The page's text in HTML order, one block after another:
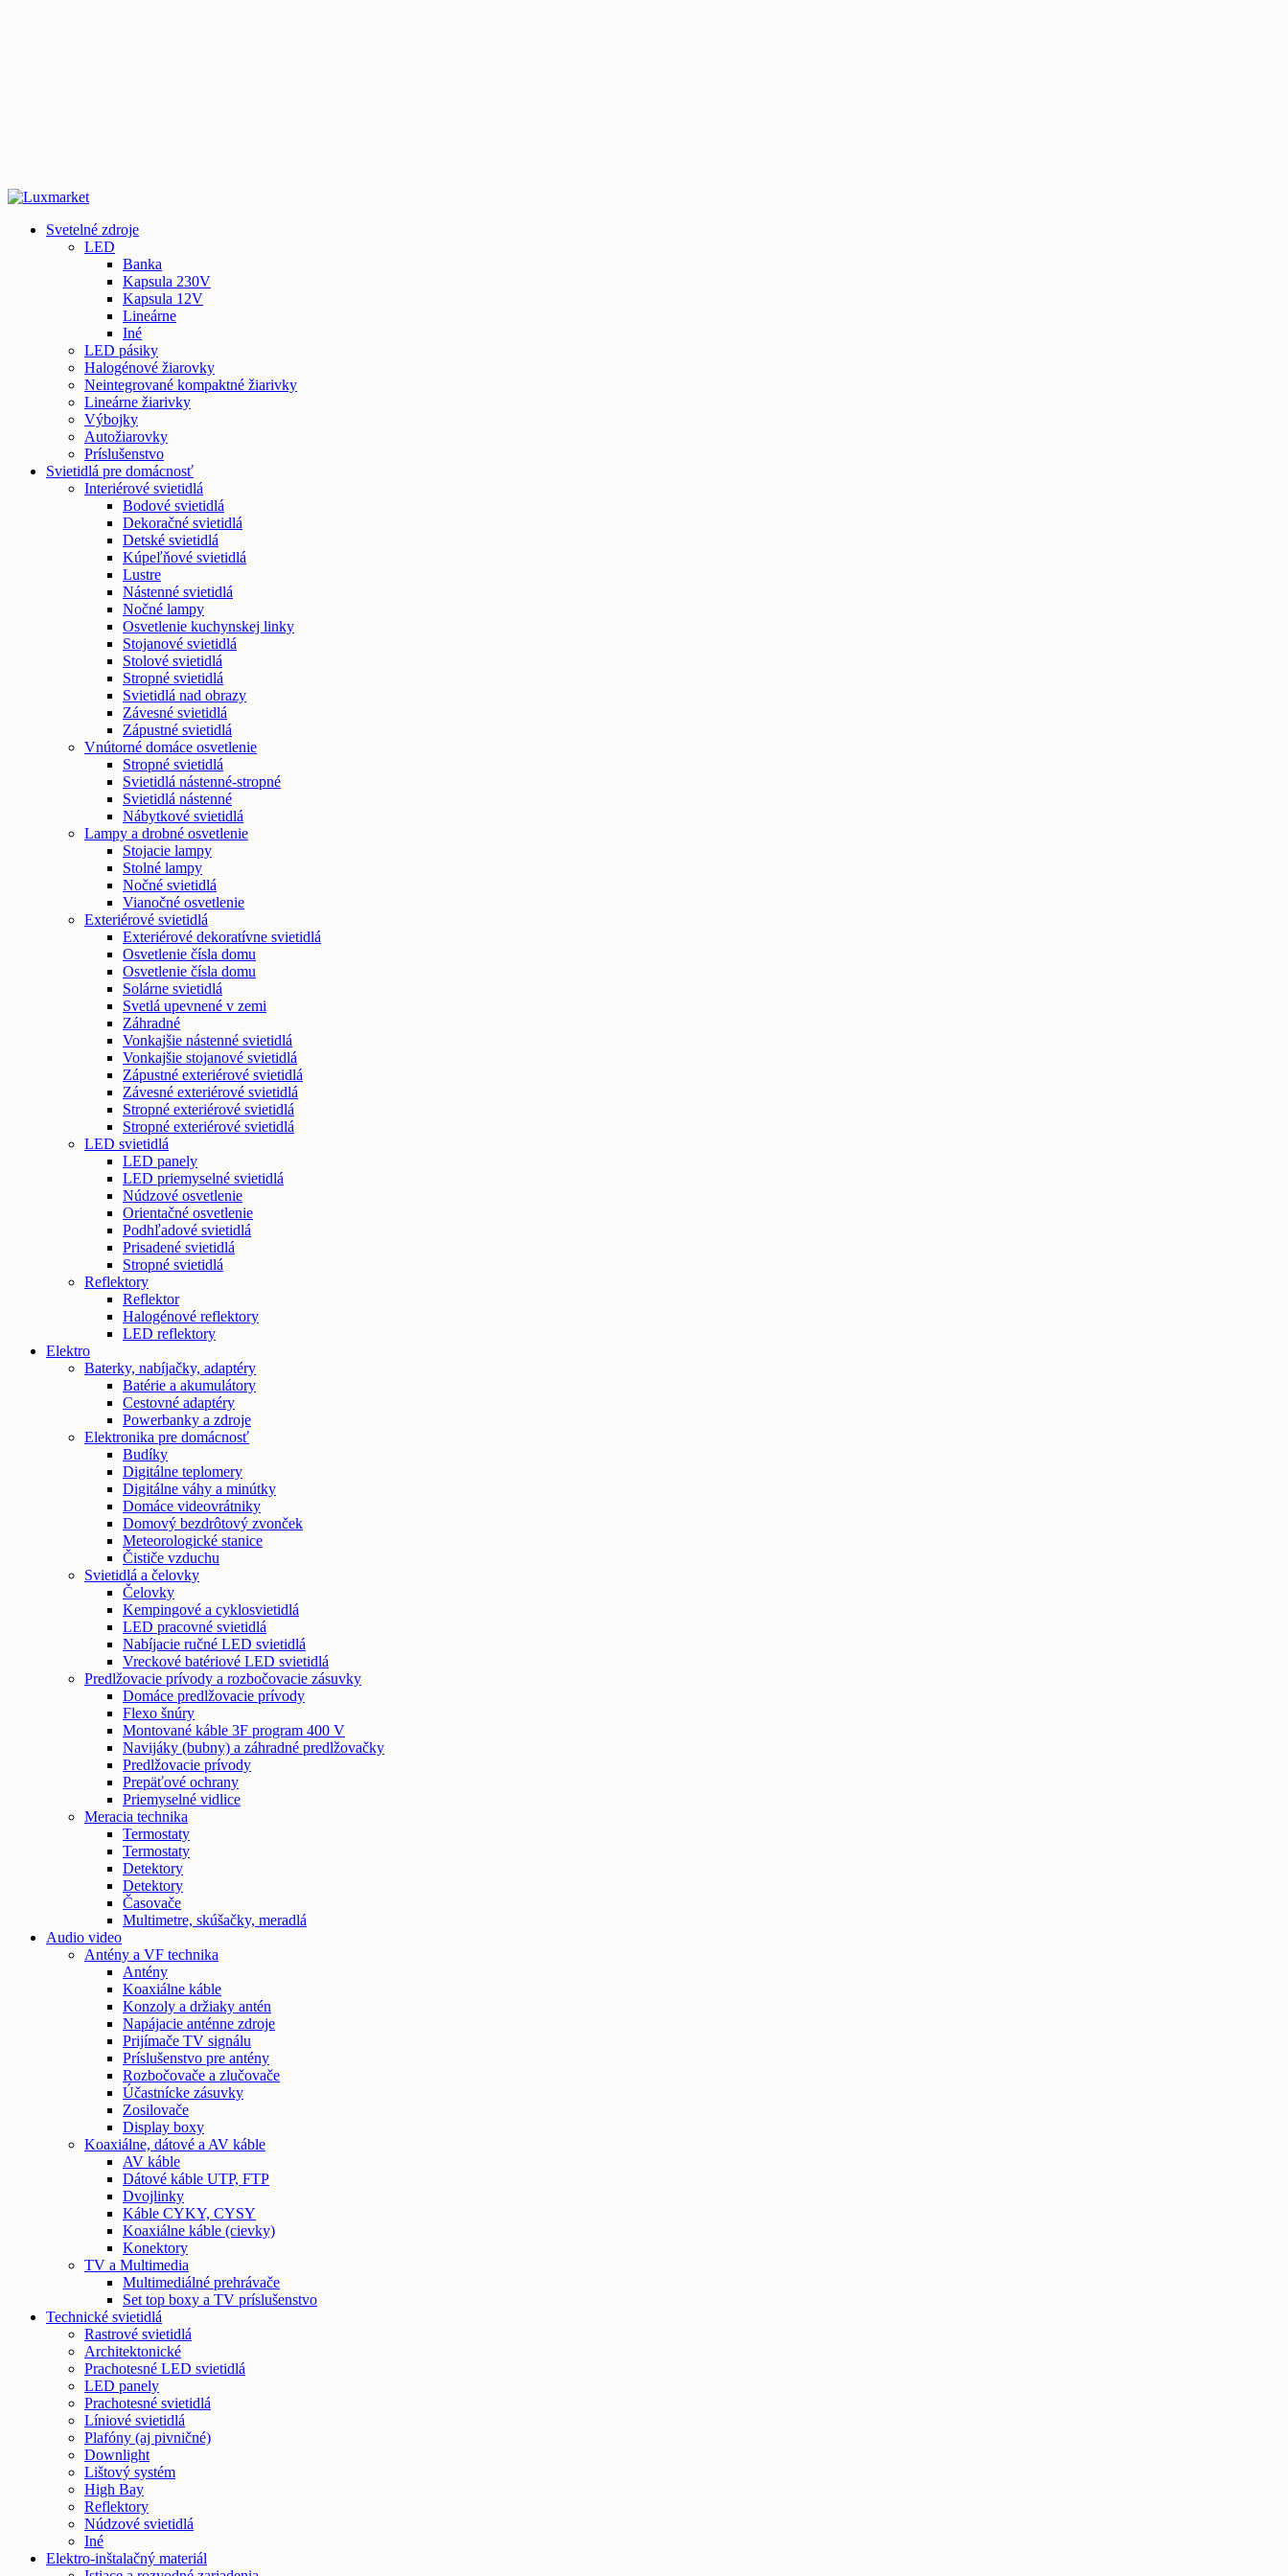
Svetelné zdroje
LED
Banka
Kapsula 230V
Kapsula 12V
Lineárne
Iné
LED pásiky
Halogénové žiarovky
Neintegrované kompaktné žiarivky
Lineárne žiarivky
Výbojky
Autožiarovky
Príslušenstvo
Svietidlá pre domácnosť
Interiérové svietidlá
Bodové svietidlá
Dekoračné svietidlá
Detské svietidlá
Kúpeľňové svietidlá
Lustre
Nástenné svietidlá
Nočné lampy
Osvetlenie kuchynskej linky
Stojanové svietidlá
Stolové svietidlá
Stropné svietidlá
Svietidlá nad obrazy
Závesné svietidlá
Zápustné svietidlá
Vnútorné domáce osvetlenie
Stropné svietidlá
Svietidlá nástenné-stropné
Svietidlá nástenné
Nábytkové svietidlá
Lampy a drobné osvetlenie
Stojacie lampy
Stolné lampy
Nočné svietidlá
Vianočné osvetlenie
Exteriérové svietidlá
Exteriérové dekoratívne svietidlá
Osvetlenie čísla domu
Osvetlenie čísla domu
Solárne svietidlá
Svetlá upevnené v zemi
Záhradné
Vonkajšie nástenné svietidlá
Vonkajšie stojanové svietidlá
Zápustné exteriérové svietidlá
Závesné exteriérové svietidlá
Stropné exteriérové svietidlá
Stropné exteriérové svietidlá
LED svietidlá
LED panely
LED priemyselné svietidlá
Núdzové osvetlenie
Orientačné osvetlenie
Podhľadové svietidlá
Prisadené svietidlá
Stropné svietidlá
Reflektory
Reflektor
Halogénové reflektory
LED reflektory
Elektro
Baterky, nabíjačky, adaptéry
Batérie a akumulátory
Cestovné adaptéry
Powerbanky a zdroje
Elektronika pre domácnosť
Budíky
Digitálne teplomery
Digitálne váhy a minútky
Domáce videovrátniky
Domový bezdrôtový zvonček
Meteorologické stanice
Čističe vzduchu
Svietidlá a čelovky
Čelovky
Kempingové a cyklosvietidlá
LED pracovné svietidlá
Nabíjacie ručné LED svietidlá
Vreckové batériové LED svietidlá
Predlžovacie prívody a rozbočovacie zásuvky
Domáce predlžovacie prívody
Flexo šnúry
Montované káble 3F program 400 V
Navijáky (bubny) a záhradné predlžovačky
Predlžovacie prívody
Prepäťové ochrany
Priemyselné vidlice
Meracia technika
Termostaty
Termostaty
Detektory
Detektory
Časovače
Multimetre, skúšačky, meradlá
Audio video
Antény a VF technika
Antény
Koaxiálne káble
Konzoly a držiaky antén
Napájacie anténne zdroje
Prijímače TV signálu
Príslušenstvo pre antény
Rozbočovače a zlučovače
Účastnícke zásuvky
Zosilovače
Display boxy
Koaxiálne, dátové a AV káble
AV káble
Dátové káble UTP, FTP
Dvojlinky
Káble CYKY, CYSY
Koaxiálne káble (cievky)
Konektory
TV a Multimedia
Multimediálné prehrávače
Set top boxy a TV príslušenstvo
Technické svietidlá
Rastrové svietidlá
Architektonické
Prachotesné LED svietidlá
LED panely
Prachotesné svietidlá
Líniové svietidlá
Plafóny (aj pivničné)
Downlight
Lištový systém
High Bay
Reflektory
Núdzové svietidlá
Iné
Elektro-inštalačný materiál